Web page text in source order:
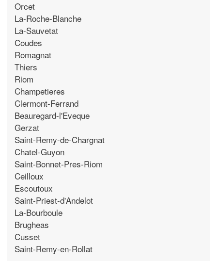
Orcet
La-Roche-Blanche
La-Sauvetat
Coudes
Romagnat
Thiers
Riom
Champetieres
Clermont-Ferrand
Beauregard-l'Eveque
Gerzat
Saint-Remy-de-Chargnat
Chatel-Guyon
Saint-Bonnet-Pres-Riom
Ceilloux
Escoutoux
Saint-Priest-d'Andelot
La-Bourboule
Brugheas
Cusset
Saint-Remy-en-Rollat